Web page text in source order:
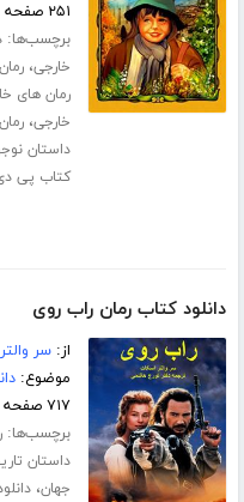
۲۵۱ صفحه
برچسب‌ها:
خارجی،
رمان های
خارجی،
داستان
کتاب پی
دانلود کتاب رمان راب روی
از:سر
موضوع:
۷۱۷ صفحه
برچسب‌ها:
داستان
جهان،